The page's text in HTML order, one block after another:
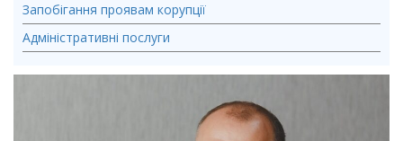
Запобігання проявам корупції
Адміністративні послуги